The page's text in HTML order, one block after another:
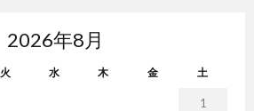
2026年8月
火 水 木 金 土
1